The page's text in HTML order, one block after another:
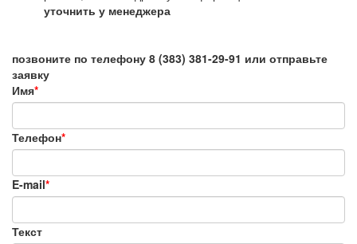
уточнить у менеджера
позвоните по телефону 8 (383) 381-29-91 или отправьте
заявку
Имя*
Телефон*
E-mail*
Текст